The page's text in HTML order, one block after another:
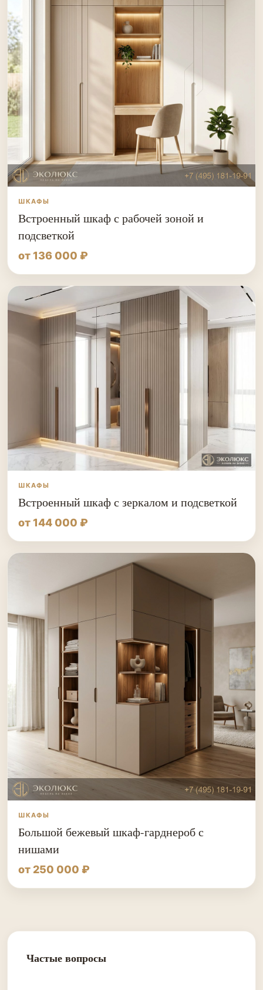
ШКАФЫ
Встроенный шкаф с рабочей зоной и
подсветкой
от 136 000 ₽
ШКАФЫ
Встроенный шкаф с зеркалом и подсветкой
от 144 000 ₽
ШКАФЫ
Большой бежевый шкаф-гарднероб с
нишами
от 250 000 ₽
Частые вопросы